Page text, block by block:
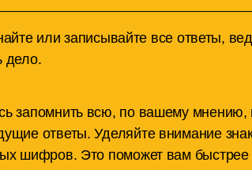
или записывайте все ответы,
дело.
запомнить всю, по вашему
ответы. Уделяйте внимание
шифров. Это поможет вам быстрее